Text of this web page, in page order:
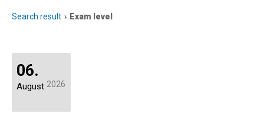
Search result Exam level
06.
August 2026